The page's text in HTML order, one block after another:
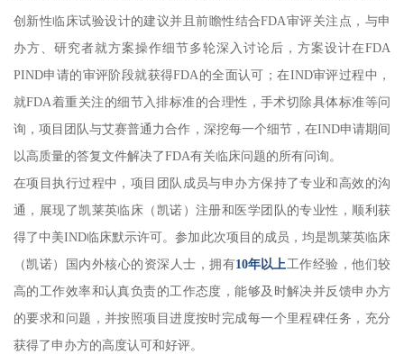
创新性临床试验设计的建议并且前瞻性结合FDA审评关注点，与申
办方、研究者就方案操作细节多轮深入讨论后，方案设计在FDA
PIND申请的审评阶段就获得FDA的全面认可；在IND审评过程中，
就FDA着重关注的细节入排标准的合理性，手术切除具体标准等问
询，项目团队与艾赛普通力合作，深挖每一个细节，在IND申请期间
以高质量的答复文件解决了FDA有关临床问题的所有问询。
在项目执行过程中，项目团队成员与申办方保持了专业和高效的沟
通，展现了凯莱英临床（凯诺）注册和医学团队的专业性，顺利获
得了中美IND临床默示许可。参加此次项目的成员，均是凯莱英临床
（凯诺）国内外核心的资深人士，拥有10年以上工作经验，他们较
高的工作效率和认真负责的工作态度，能够及时解决并反馈申办方
的要求和问题，并按照项目进度按时完成每一个里程碑任务，充分
获得了申办方的高度认可和好评。